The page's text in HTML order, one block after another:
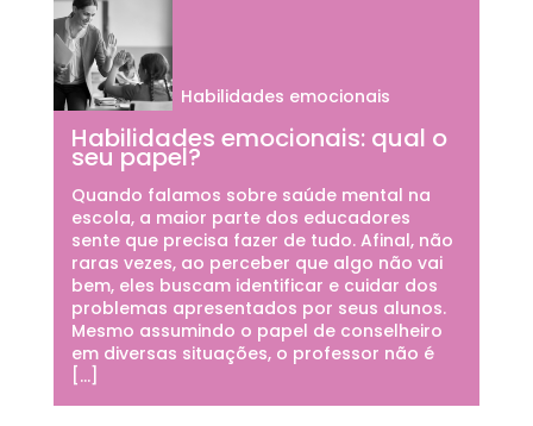
Habilidades emocionais: qual o
seu papel?
Habilidades emocionais
Quando falamos sobre saúde mental na
escola, a maior parte dos educadores
sente que precisa fazer de tudo. Afinal, não
raras vezes, ao perceber que algo não vai
bem, eles buscam identificar e cuidar dos
problemas apresentados por seus alunos.
Mesmo assumindo o papel de conselheiro
em diversas situações, o professor não é
[…]